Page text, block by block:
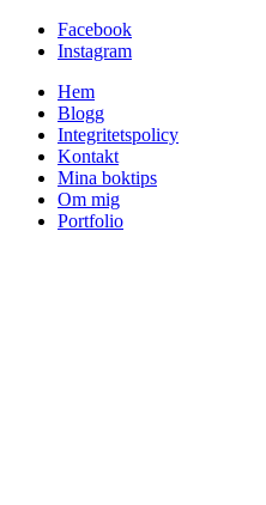
Facebook
Instagram
Hem
Blogg
Integritetspolicy
Kontakt
Mina boktips
Om mig
Portfolio